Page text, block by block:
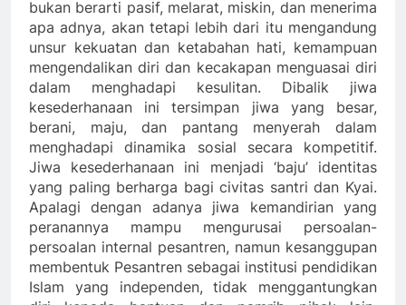
bukan berarti pasif, melarat, miskin, dan menerima
apa adnya, akan tetapi lebih dari itu mengandung
unsur kekuatan dan ketabahan hati, kemampuan
mengendalikan diri dan kecakapan menguasai diri
dalam menghadapi kesulitan. Dibalik jiwa
kesederhanaan ini tersimpan jiwa yang besar,
berani, maju, dan pantang menyerah dalam
menghadapi dinamika sosial secara kompetitif.
Jiwa kesederhanaan ini menjadi ‘baju’ identitas
yang paling berharga bagi civitas santri dan Kyai.
Apalagi dengan adanya jiwa kemandirian yang
peranannya mampu mengurusai persoalan-
persoalan internal pesantren, namun kesanggupan
membentuk Pesantren sebagai institusi pendidikan
Islam yang independen, tidak menggantungkan